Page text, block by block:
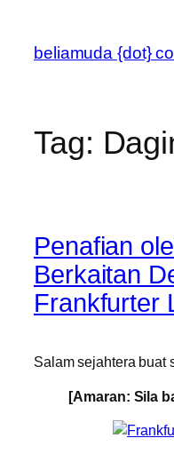
content
beliamuda {dot}
Tag:
Penafian
Berkaitan
Frankfurter
Salam sejahtera buat
[Amaran: Sila